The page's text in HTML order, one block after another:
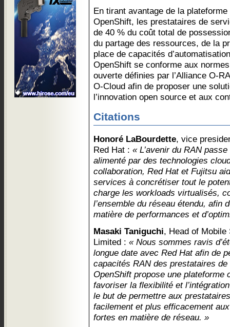
En tirant avantage de la
OpenShift, les prestataires de
de 40 % du coût total de
du partage des ressources, de la
place de capacités
OpenShift se conforme aux
ouverte définies par l’Alliance O-
O-Cloud afin de proposer une
l’innovation open source et aux
Citations
Honoré LaBourdette, vice
Red Hat : « L’avenir du RAN
alimenté par des technologies
collaboration, Red Hat et Fujitsu
services à concrétiser tout le
charge les workloads virtualisés,
l’ensemble du réseau étendu, afin
matière de performances et
Masaki Taniguchi, Head of
Limited : « Nous sommes ravis
longue date avec Red Hat afin de
capacités RAN des prestataires
OpenShift propose une plateforme
favoriser la flexibilité et
le but de permettre aux
facilement et plus efficacement
fortes en matière de réseau. »